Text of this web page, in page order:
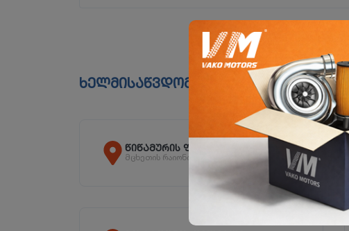
ხელმისაწვდომია ფილიალებში
წიწამურის ფილიალი
მცხეთის რაიონი, სოფ. წიწამური